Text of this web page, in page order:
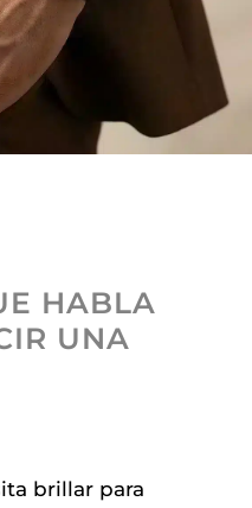
HABLA
UNA
brillar para